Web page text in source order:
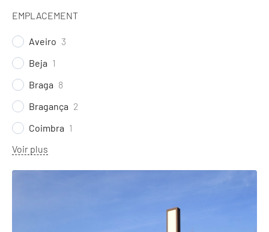
EMPLACEMENT
Aveiro 3
Beja 1
Braga 8
Bragança 2
Coimbra 1
Voir plus